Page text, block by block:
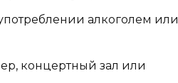
алкоголем или
концертный зал или